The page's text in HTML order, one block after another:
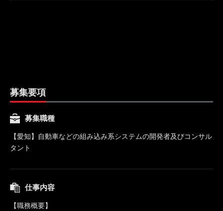
募集要項
募集職種
【愛知】自動車などの組み込み系システムの開発者及びコンサル
タント
仕事内容
【職務概要】